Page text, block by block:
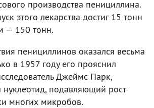
производства пенициллина.
этого лекарства достиг 15 тонн
— 150 тонн.
пенициллинов оказался весьма
в 1957 году его прояснил
Джеймс Парк,
подавляющий рост
многих микробов.